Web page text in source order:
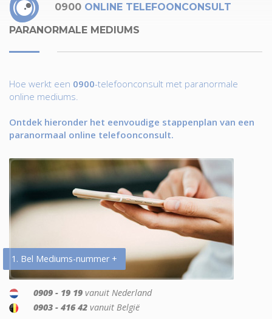
0900 ONLINE TELEFOONCONSULT
PARANORMALE MEDIUMS
Hoe werkt een 0900-telefoonconsult met paranormale
online mediums.
Ontdek hieronder het eenvoudige stappenplan van een
paranormaal online telefoonconsult.
1. Bel Mediums-nummer +
0909 - 19 19 vanuit Nederland
0903 - 416 42 vanuit België